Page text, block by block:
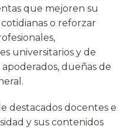
que mejoren su
o reforzar
universitarios y de
dueñas de
destacados docentes e
y sus contenidos